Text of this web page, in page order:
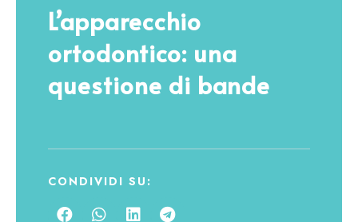
L’apparecchio
ortodontico: una
questione di bande
CONDIVIDI SU: